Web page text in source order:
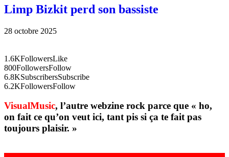
Limp Bizkit perd son bassiste
28 octobre 2025
1.6KFollowersLike
800FollowersFollow
6.8KSubscribersSubscribe
6.2KFollowersFollow
VisualMusic, l’autre webzine rock parce que « ho,
on fait ce qu’on veut ici, tant pis si ça te fait pas
toujours plaisir. »